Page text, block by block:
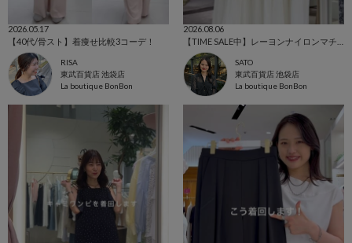
2026.05.17
【40代/骨スト】着痩せ比較3コーデ！
RISA
東武百貨店 池袋店
La boutique BonBon
2026.08.06
SATO
東武百貨店 池袋店
La boutique BonBon